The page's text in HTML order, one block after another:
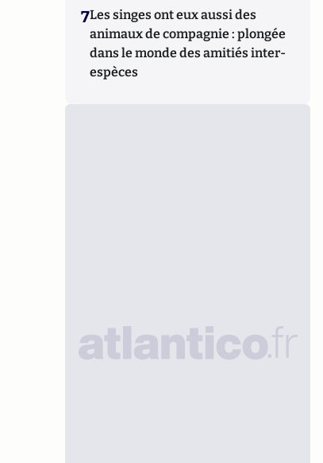
7Les singes ont eux aussi des
animaux de compagnie : plongée
dans le monde des amitiés inter-
espèces